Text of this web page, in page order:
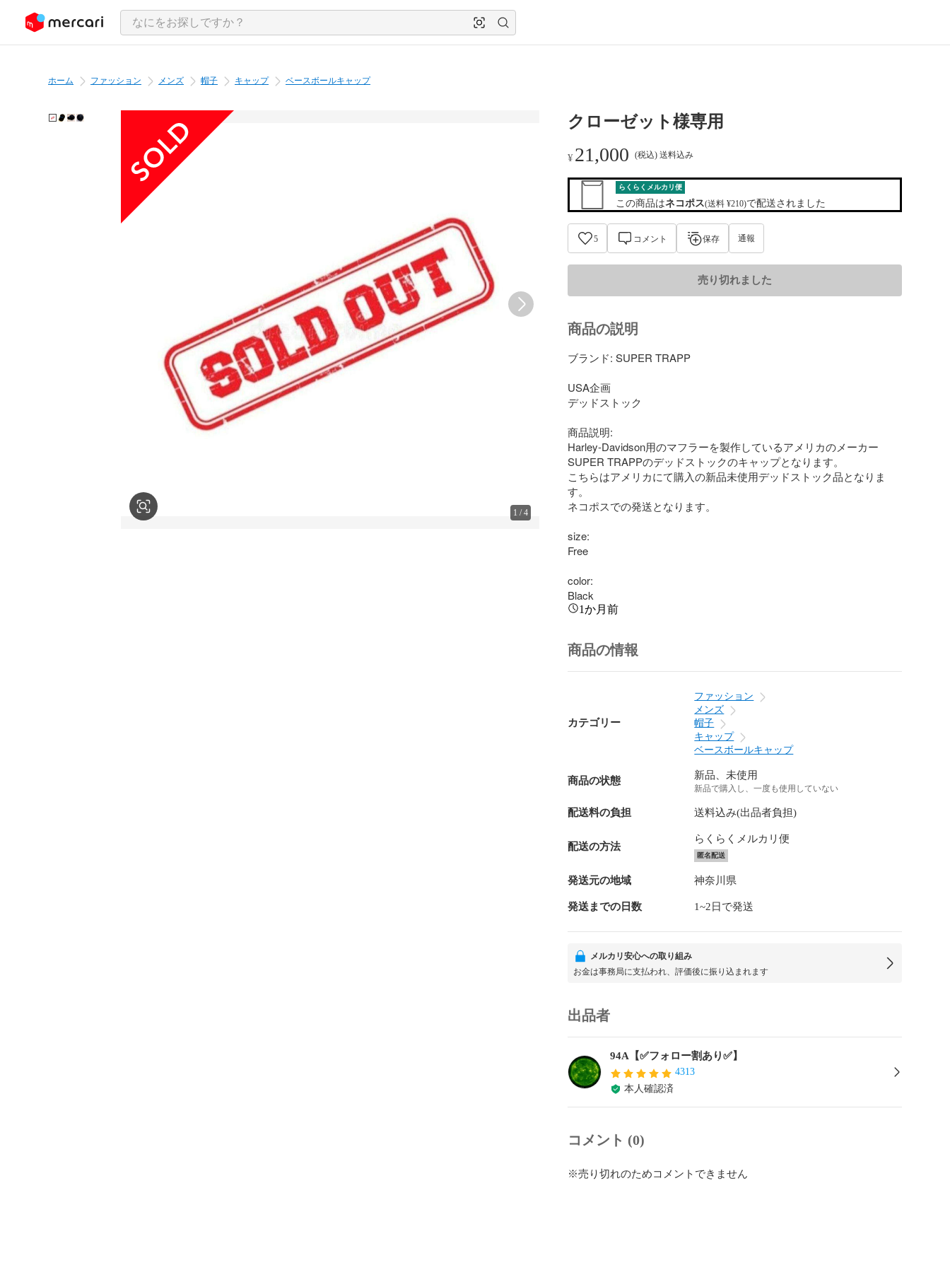
ツにスキップ
ホーム ファッション メンズ 帽子 キャップ ベースボールキャップ
1 /4
クローゼット様専用
¥ 21,000 (税込) 送料込み
らくらくメルカリ便
この商品はネコポス(送料 ¥210)で配送されました
5 コメント 保存 通報
売り切れました
商品の説明
ブランド: SUPER TRAPP
USA企画
デッドストック
商品説明:
Harley-Davidson用のマフラーを製作しているアメリカのメーカー
SUPER TRAPPのデッドストックのキャップとなります。
こちらはアメリカにて購入の新品未使用デッドストック品となりま
す。
ネコポスでの発送となります。
size:
Free
color:
Black
1か月前
商品の情報
カテゴリー
ファッション
メンズ
帽子
キャップ
ベースボールキャップ
商品の状態 新品、未使用
新品で購入し、一度も使用していない
配送料の負担 送料込み(出品者負担)
配送の方法
らくらくメルカリ便
匿名配送
発送元の地域 神奈川県
発送までの日数 1~2日で発送
メルカリ安心への取り組み
お金は事務局に支払われ、評価後に振り込まれます
出品者
94A【✅フォロー割あり✅】
4313
本人確認済
コメント (0)
※売り切れのためコメントできません